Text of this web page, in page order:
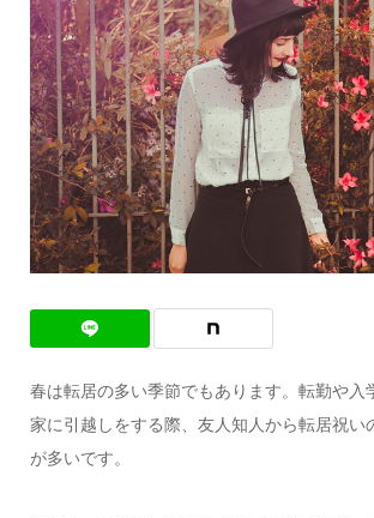
春は転居の多い季節でもあります。転勤や入
家に引越しをする際、友人知人から転居祝い
が多いです。